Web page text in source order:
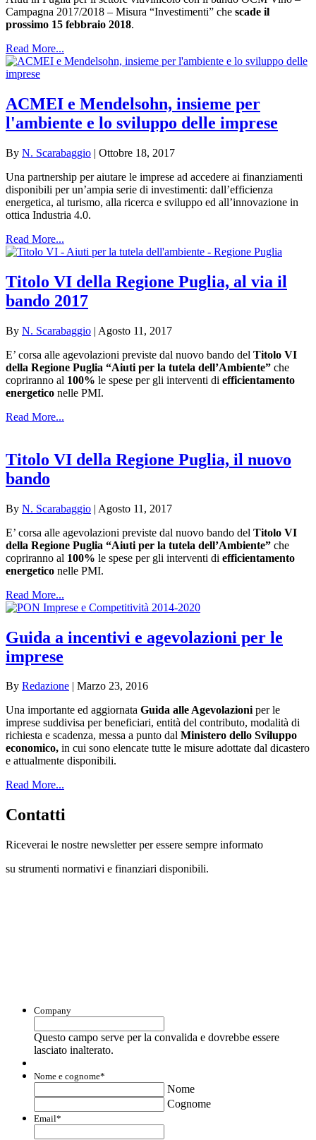
Campagna 2017/2018 – Misura “Investimenti” che scade il
prossimo 15 febbraio 2018.
Read More...
ACMEI e Mendelsohn, insieme per
l'ambiente e lo sviluppo delle imprese
By N. Scarabaggio | Ottobre 18, 2017
Una partnership per aiutare le imprese ad accedere ai finanziamenti
disponibili per un’ampia serie di investimenti: dall’efficienza
energetica, al turismo, alla ricerca e sviluppo ed all’innovazione in
ottica Industria 4.0.
Read More...
Titolo VI della Regione Puglia, al via il
bando 2017
By N. Scarabaggio | Agosto 11, 2017
E’ corsa alle agevolazioni previste dal nuovo bando del Titolo VI
della Regione Puglia “Aiuti per la tutela dell’Ambiente” che
copriranno al 100% le spese per gli interventi di efficientamento
energetico nelle PMI.
Read More...
Titolo VI della Regione Puglia, il nuovo
bando
By N. Scarabaggio | Agosto 11, 2017
E’ corsa alle agevolazioni previste dal nuovo bando del Titolo VI
della Regione Puglia “Aiuti per la tutela dell’Ambiente” che
copriranno al 100% le spese per gli interventi di efficientamento
energetico nelle PMI.
Read More...
Guida a incentivi e agevolazioni per le
imprese
By Redazione | Marzo 23, 2016
Una importante ed aggiornata Guida alle Agevolazioniper le
imprese suddivisa per beneficiari, entità del contributo, modalità di
richiesta e scadenza, messa a punto dal Ministero dello Sviluppo
economico, in cui sono elencate tutte le misure adottate dal dicastero
e attualmente disponibili.
Read More...
Contatti
Riceverai le nostre newsletter per essere sempre informato
su strumenti normativi e finanziari disponibili.
Company
Questo campo serve per la convalida e dovrebbe essere
lasciato inalterato.
Nome e cognome*
Nome
Cognome
Email*